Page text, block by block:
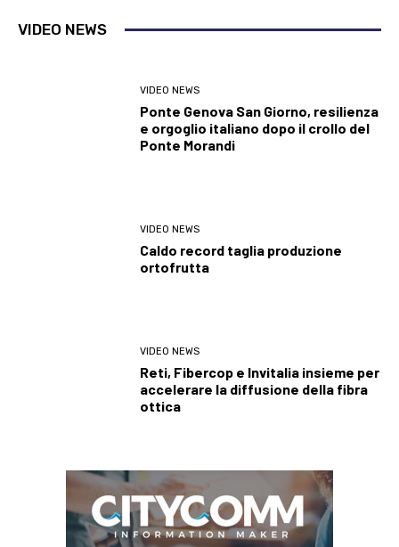
VIDEO NEWS
VIDEO NEWS
Ponte Genova San Giorno, resilienza
e orgoglio italiano dopo il crollo del
Ponte Morandi
VIDEO NEWS
Caldo record taglia produzione
ortofrutta
VIDEO NEWS
Reti, Fibercop e Invitalia insieme per
accelerare la diffusione della fibra
ottica